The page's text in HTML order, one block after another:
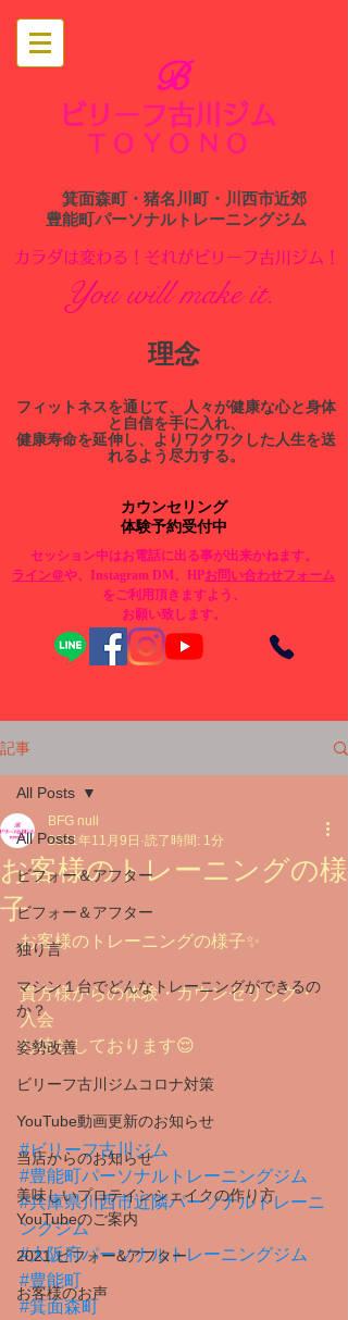
ビリーフ古川ジム
TOYONO
B
箕面森町・猪名川町・川西市近郊
​豊能町パーソナルトレーニングジム
​カラダは変わる！それがビリーフ古川ジム！
You will make it.
​理念
​フィットネスを通じて、人々が健康な心と身体
と自信を手に入れ、
健康寿命を延伸し、よりワクワクした人生を送
れるよう尽力する。
カウンセリング
体験予約受付中
セッション中はお電話に出る事が出来かねます。
​ライン＠や、Instagram DM、HPお問い合わせフォーム
をご利用頂きますよう、
お願い致します。
記事
All Posts
ビフォー＆アフター
ビフォー＆アフター
独り言
マシン１台でどんなトレーニングができるの
か？
姿勢改善
ビリーフ古川ジムコロナ対策
YouTube動画更新のお知らせ
当店からのお知らせ
美味しいプロテインシェイクの作り方
YouTubeのご案内
2021 ビフォー&アフター
お客様のお声
All Posts
お客様のトレーニングの様
子
BFG null
2021年11月9日 読了時間: 1分
お客様のトレーニングの様子✨
貴方様からの体験・カウンセリング・
入会
お待ちしております😌
#ビリーフ古川ジム
#豊能町パーソナルトレーニングジム
#兵庫県川西市近隣パーソナルトレーニ
ングジム
#大阪府パーソナルトレーニングジム
#豊能町
#箕面森町